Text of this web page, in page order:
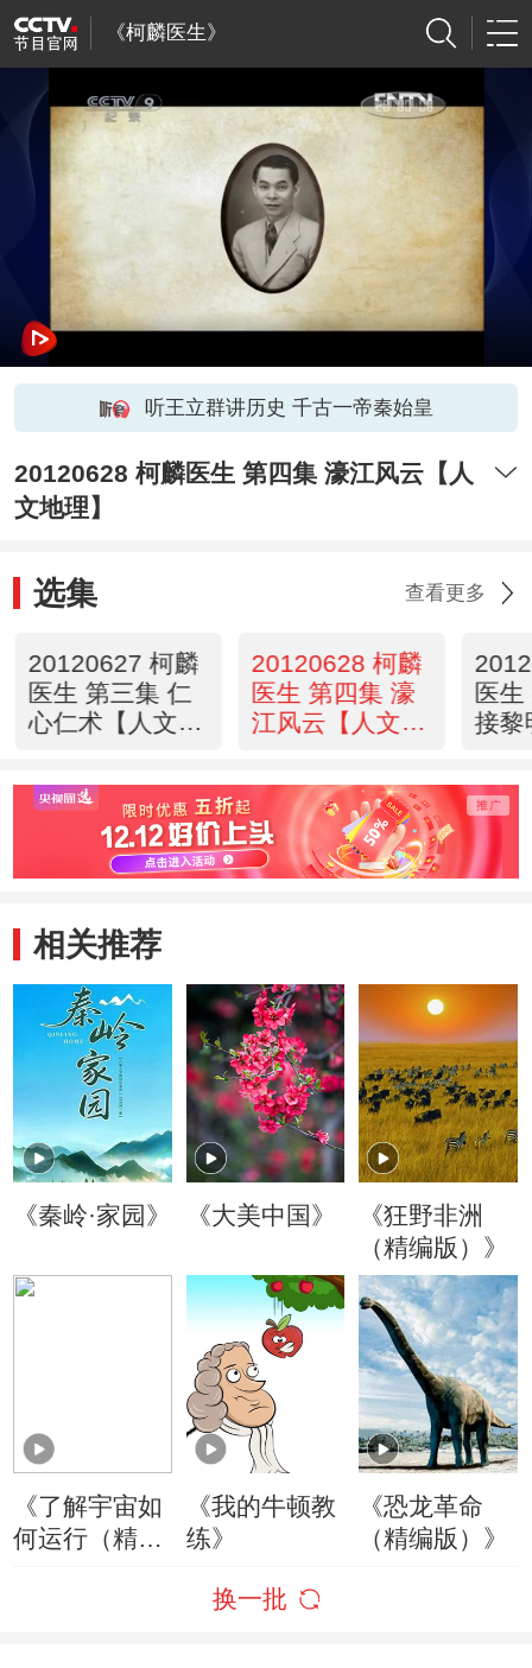
《柯麟医生》
听王立群讲历史 千古一帝秦始皇
20120628 柯麟医生 第四集 濠江风云【人
文地理】
选集 查看更多
20120627 柯麟
医生 第三集 仁
心仁术【人文地
20120628 柯麟
医生 第四集 濠
江风云【人文地
医生
接黎
相关推荐
《秦岭·家园》 《大美中国》
《狂野非洲
（精编版）》
《了解宇宙如
何运行（精编
《我的牛顿教
练》
《恐龙革命
（精编版）》
换一批